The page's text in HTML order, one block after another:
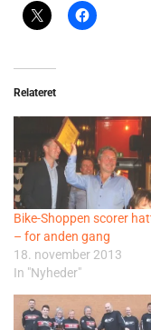
Relateret
Bike-Shoppen scorer
– for anden gang
18. november 2013
In "Nyheder"